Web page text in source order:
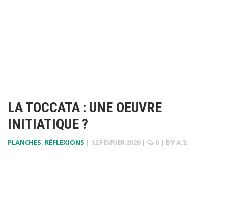
LA TOCCATA : UNE OEUVRE
INITIATIQUE ?
PLANCHES, RÉFLEXIONS | 12 FÉVRIER 2026 | 0 | BYA.S.